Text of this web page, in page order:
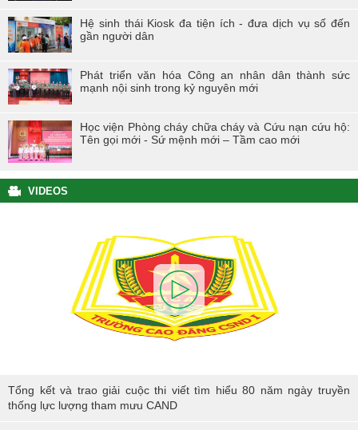
Hệ sinh thái Kiosk đa tiện ích - đưa dịch vụ số đến
gần người dân
Phát triển văn hóa Công an nhân dân thành sức
mạnh nội sinh trong kỷ nguyên mới
Học viện Phòng cháy chữa cháy và Cứu nạn cứu hộ:
Tên gọi mới - Sứ mệnh mới – Tầm cao mới
VIDEOS
lực lượng tham mưu CAND
Tổng kết và trao giải cuộc thi viết tìm hiểu 80 năm ngày truyền
thống lực lượng tham mưu CAND